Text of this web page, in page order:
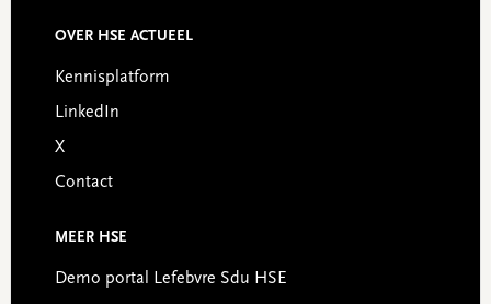
Footer
OVER HSE ACTUEEL
Kennisplatform
LinkedIn
X
Contact
MEER HSE
Demo portal Lefebvre Sdu HSE